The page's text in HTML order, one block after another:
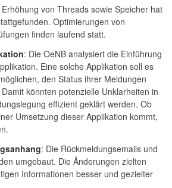
von Threads sowie Speicher hat
Optimierungen von
finden laufend statt.
: Die OeNB analysiert die Einführung
Eine solche Applikation soll es
den Status ihrer Meldungen
könnten potenzielle Unklarheiten in
effizient geklärt werden. Ob
Umsetzung dieser Applikation kommt,
: Die Rückmeldungsemails und
umgebaut. Die Änderungen zielten
Informationen besser und gezielter